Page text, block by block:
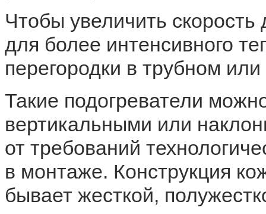
Чтобы увеличить
для более интенсивного
перегородки в трубном
Такие подогреватели
вертикальными или
от требований
в монтаже. Конструкция
бывает жесткой,